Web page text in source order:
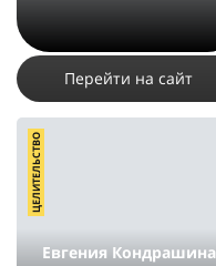
Перейти на сайт
Евгения Кондрашина
ЦЕЛИТЕЛЬСТВО